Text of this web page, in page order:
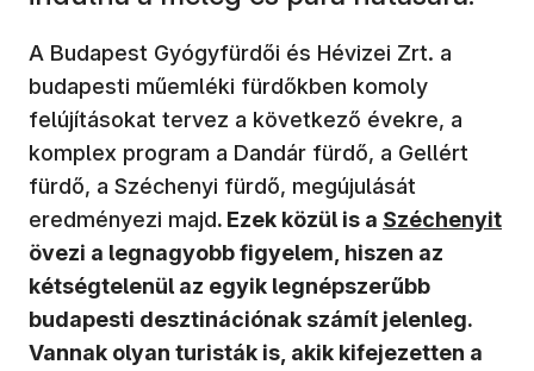
A Budapest Gyógyfürdői és Hévizei Zrt. a
budapesti műemléki fürdőkben komoly
felújításokat tervez a következő évekre, a
komplex program a Dandár fürdő, a Gellért
fürdő, a Széchenyi fürdő, megújulását
eredményezi majd. Ezek közül is a (új ablakban
Széchenyit
övezi a legnagyobb figyelem, hiszen az
kétségtelenül az egyik legnépszerűbb
budapesti desztinációnak számít jelenleg.
Vannak olyan turisták is, akik kifejezetten a